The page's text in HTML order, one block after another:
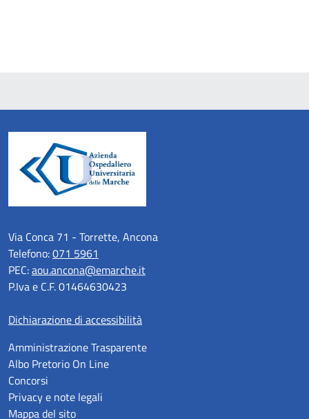
Via Conca 71 - Torrette, Ancona
Telefono:071 5961
PEC:aou.ancona@emarche.it
P.Iva e C.F. 01464630423
Dichiarazione di accessibilità
Amministrazione Trasparente
Albo Pretorio On Line
Concorsi
Privacy e note legali
Mappa del sito